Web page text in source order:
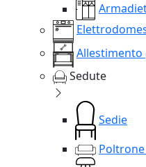
Allestimento
Sedute
Sedie